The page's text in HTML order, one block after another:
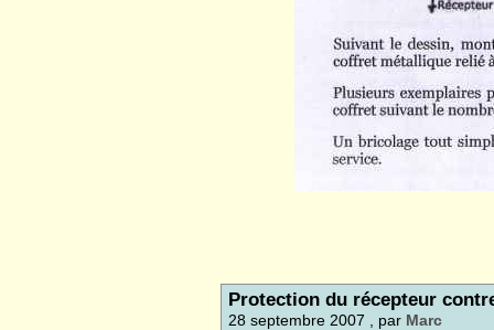
Protection du récepteur
28 septembre 2007 , par Marc